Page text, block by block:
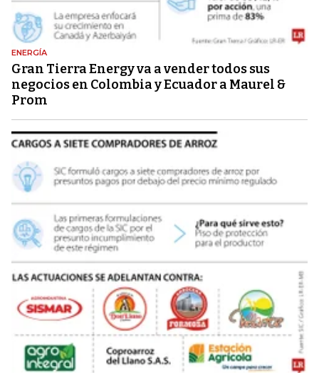
ENERGÍA
Gran Tierra Energy va a vender todos sus
negocios en Colombia y Ecuador a Maurel &
Prom